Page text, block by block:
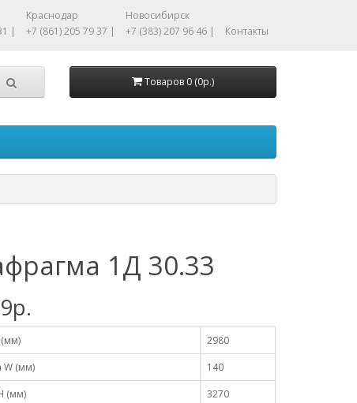
|
Краснодар
+7 (861) 205 79 37 |
Новосибирск
+7 (383) 207 96 46 |
Контакты
Товаров 0 (0р.)
1Д 30.33
2980
(мм)
140
(мм)
3270